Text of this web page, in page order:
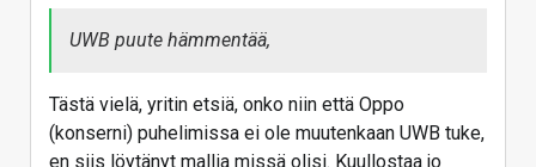
UWB puute hämmentää,
Tästä vielä, yritin etsiä, onko niin että Oppo
(konserni) puhelimissa ei ole muutenkaan UWB tuke,
en siis löytänyt mallia missä olisi. Kuullostaa jo